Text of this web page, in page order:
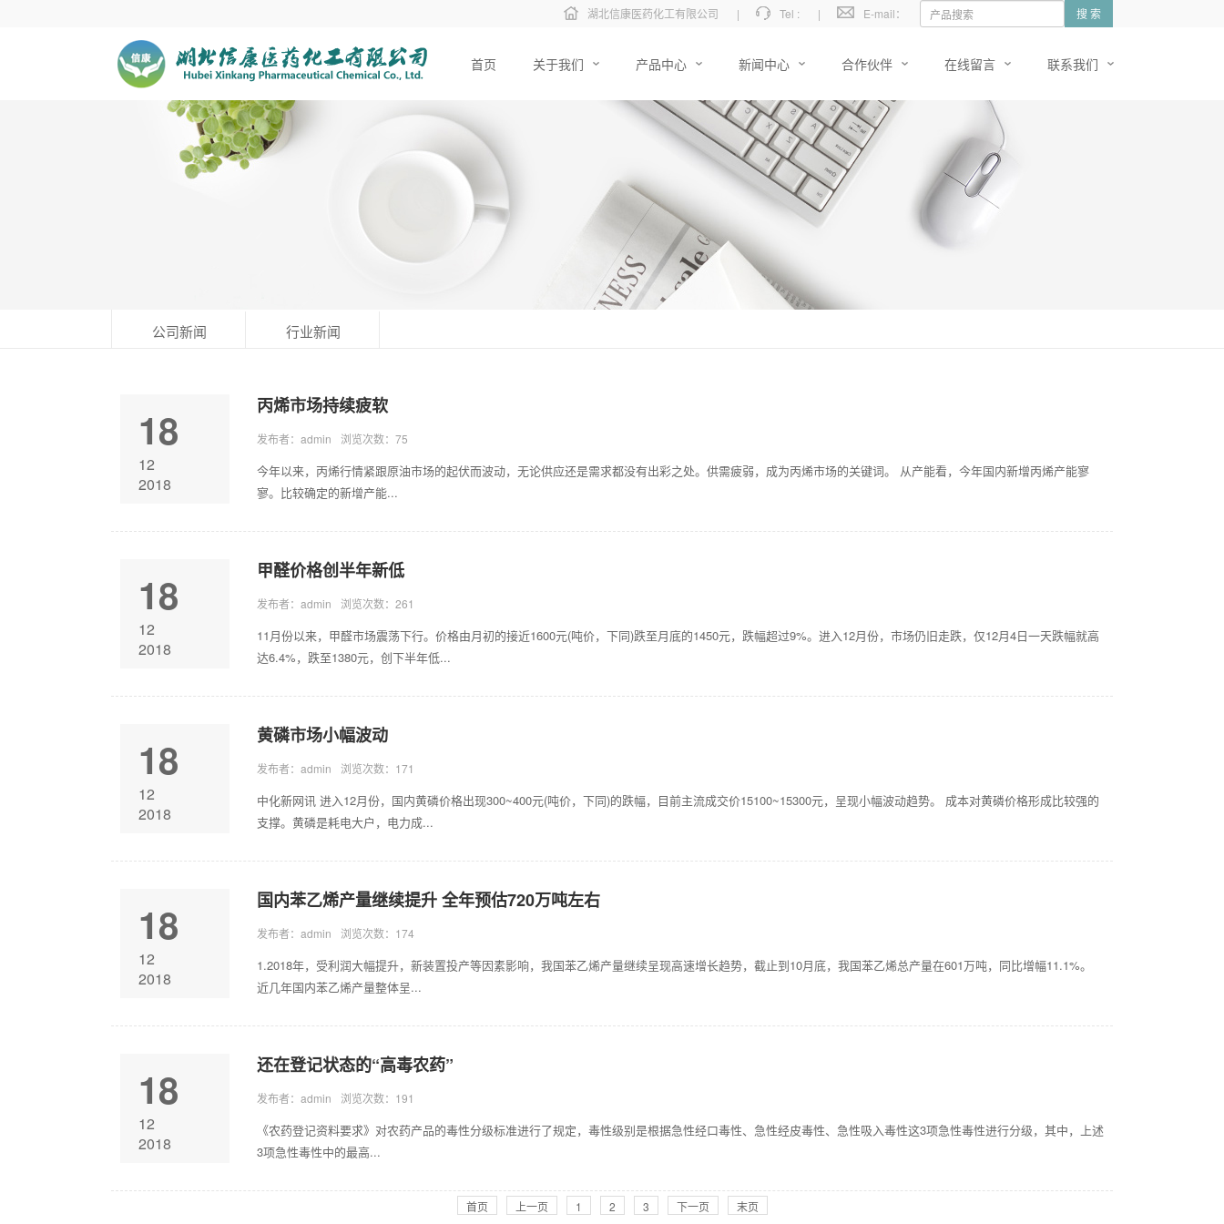
湖北信康医药化工有限公司 | Tel : | E-mail： 搜 索
首页 关于我们 产品中心 新闻中心 合作伙伴 在线留言 联系我们
公司新闻 行业新闻
18
12
2018
丙烯市场持续疲软
发布者：admin 浏览次数：75
今年以来，丙烯行情紧跟原油市场的起伏而波动，无论供应还是需求都没有出彩之处。供需疲弱，成为丙烯市场的关键词。 从产能看，今年国内新增丙烯产能寥
寥。比较确定的新增产能...
18
12
2018
甲醛价格创半年新低
发布者：admin 浏览次数：261
11月份以来，甲醛市场震荡下行。价格由月初的接近1600元(吨价，下同)跌至月底的1450元，跌幅超过9%。进入12月份，市场仍旧走跌，仅12月4日一天跌幅就高
达6.4%，跌至1380元，创下半年低...
18
12
2018
黄磷市场小幅波动
发布者：admin 浏览次数：171
中化新网讯 进入12月份，国内黄磷价格出现300~400元(吨价，下同)的跌幅，目前主流成交价15100~15300元，呈现小幅波动趋势。 成本对黄磷价格形成比较强的
支撑。黄磷是耗电大户，电力成...
18
12
2018
国内苯乙烯产量继续提升 全年预估720万吨左右
发布者：admin 浏览次数：174
1.2018年，受利润大幅提升，新装置投产等因素影响，我国苯乙烯产量继续呈现高速增长趋势，截止到10月底，我国苯乙烯总产量在601万吨，同比增幅11.1%。
近几年国内苯乙烯产量整体呈...
18
12
2018
还在登记状态的“高毒农药”
发布者：admin 浏览次数：191
《农药登记资料要求》对农药产品的毒性分级标准进行了规定，毒性级别是根据急性经口毒性、急性经皮毒性、急性吸入毒性这3项急性毒性进行分级，其中，上述
3项急性毒性中的最高...
首页 上一页 1 2 3 下一页 末页